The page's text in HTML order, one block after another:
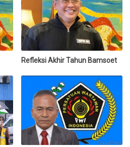
Refleksi Akhir Tahun Bamsoet